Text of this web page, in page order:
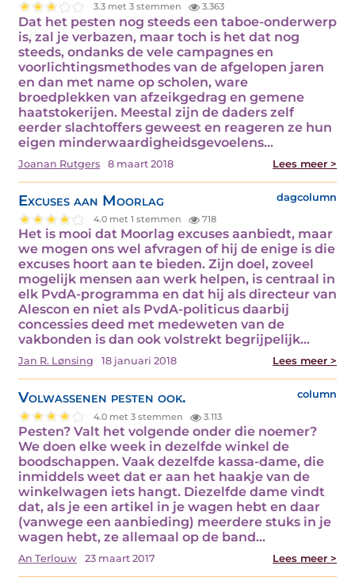
3.3 met 3 stemmen 3.363
Dat het pesten nog steeds een taboe-onderwerp
is, zal je verbazen, maar toch is het dat nog
steeds, ondanks de vele campagnes en
voorlichtingsmethodes van de afgelopen jaren
en dan met name op scholen, ware
broedplekken van afzeikgedrag en gemene
haatstokerijen. Meestal zijn de daders zelf
eerder slachtoffers geweest en reageren ze hun
eigen minderwaardigheidsgevoelens…
Joanan Rutgers 8 maart 2018 Lees meer >
Excuses aan Moorlag dagcolumn
4.0 met 1 stemmen 718
Het is mooi dat Moorlag excuses aanbiedt, maar
we mogen ons wel afvragen of hij de enige is die
excuses hoort aan te bieden. Zijn doel, zoveel
mogelijk mensen aan werk helpen, is centraal in
elk PvdA-programma en dat hij als directeur van
Alescon en niet als PvdA-politicus daarbij
concessies deed met medeweten van de
vakbonden is dan ook volstrekt begrijpelijk…
Jan R. Lønsing 18 januari 2018 Lees meer >
Volwassenen pesten ook. column
4.0 met 3 stemmen 3.113
Pesten? Valt het volgende onder die noemer?
We doen elke week in dezelfde winkel de
boodschappen. Vaak dezelfde kassa-dame, die
inmiddels weet dat er aan het haakje van de
winkelwagen iets hangt. Diezelfde dame vindt
dat, als je een artikel in je wagen hebt en daar
(vanwege een aanbieding) meerdere stuks in je
wagen hebt, ze allemaal op de band…
An Terlouw 23 maart 2017 Lees meer >